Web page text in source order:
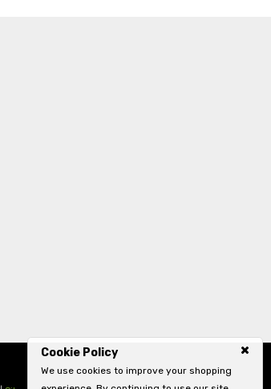
Cookie Policy
We use cookies to improve your shopping